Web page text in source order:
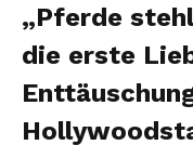
„Pferde
die erste